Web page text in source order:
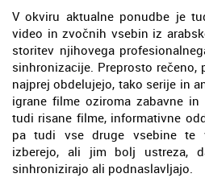
V okviru aktualne ponudbe je
video in zvočnih vsebin iz
storitev njihovega
sinhronizacije. Preprosto
najprej obdelujejo, tako serije in
igrane filme oziroma zabavne
tudi risane filme, informativne
pa tudi vse druge vsebine te
izberejo, ali jim bolj ustreza,
sinhronizirajo ali podnaslavljajo.